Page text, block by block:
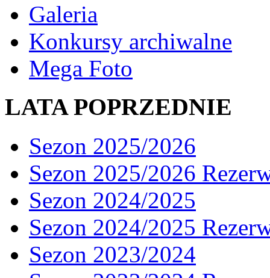
Galeria
Konkursy archiwalne
Mega Foto
LATA POPRZEDNIE
Sezon 2025/2026
Sezon 2025/2026
Sezon 2024/2025
Sezon 2024/2025
Sezon 2023/2024